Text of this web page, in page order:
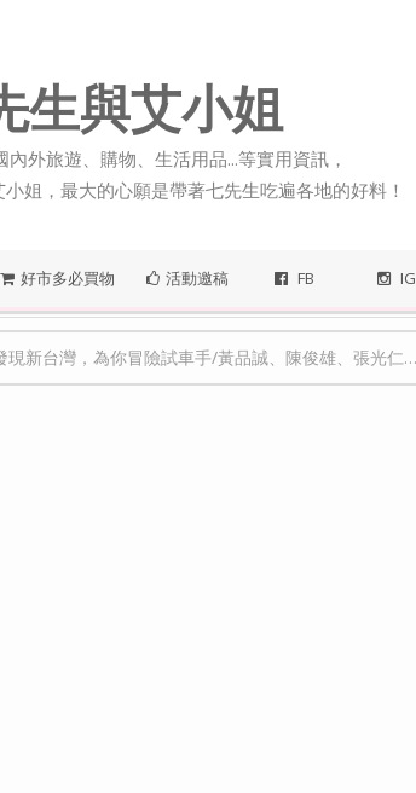
生與艾小姐
外旅遊、購物、生活用品...等實用資訊，
姐，最大的心願是帶著七先生吃遍各地的好料！
好市多必買物 活動邀稿 FB IG
誠、陳俊雄、張光仁，專心50年的碗粿/吳懌周、吳慶臻，百年老屋酒釀香/鍾吉枝、鍾邱兆貞